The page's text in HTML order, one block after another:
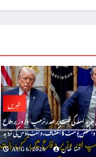
خبریں
جدید اسلہ کی قلت پر صدر ٹرمپ اور وزیر دفاع
واشنگٹن پوسٹ کا انکشاف، وائٹ ہاؤس کی تردید
AUG 6, 2026
حنا خان